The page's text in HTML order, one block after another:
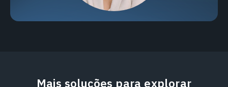
Mais soluções para explorar